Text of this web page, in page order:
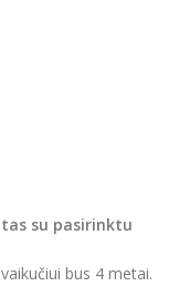
su pasirinktu
bus 4 metai.